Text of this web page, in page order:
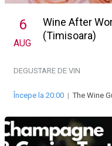
6
AUG
Wine After
(Timisoara)
DEGUSTARE DE VIN
Începe la 20:00 |The Wine